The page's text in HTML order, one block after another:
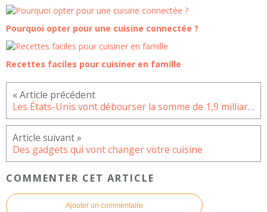
Pourquoi opter pour une cuisine connectée ?
Recettes faciles pour cuisiner en famille
Les États-Unis vont débourser la somme de 1,9 milliard de dollars pour remplacer les équipements Huawei et ZTE
Des gadgets qui vont changer votre cuisine
COMMENTER CET ARTICLE
Ajouter un commentaire